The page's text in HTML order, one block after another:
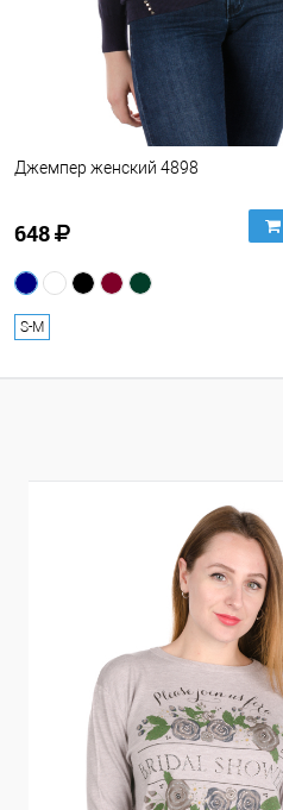
Джемпер женский 4898
648
S-M